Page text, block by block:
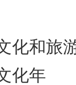
化和旅
化年